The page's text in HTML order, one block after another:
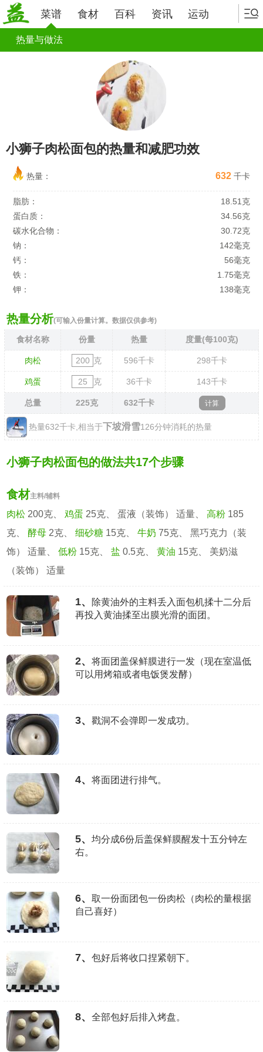
菜谱 食材 百科 资讯 运动
热量与做法
小狮子肉松面包的热量和减肥功效
热量： 632 千卡
脂肪：
18.51克
蛋白质：
34.56克
碳水化合物：
30.72克
钠：
142毫克
钙：
56毫克
铁：
1.75毫克
钾：
138毫克
热量分析(可输入份量计算。数据仅供参考)
食材名称 份量 热量 度量(每100克)
肉松 克 596千卡 298千卡
鸡蛋 克 36千卡 143千卡
总量 225克 632千卡
热量632千卡,相当于下坡滑雪126分钟消耗的热量
小狮子肉松面包的做法共17个步骤
食材主料/辅料
肉松 200克、 鸡蛋 25克、 蛋液（装饰） 适量、高粉 185
克、酵母 2克、细砂糖 15克、牛奶 75克、 黑巧克力（装
饰） 适量、低粉 15克、盐 0.5克、黄油 15克、 美奶滋
（装饰） 适量
1、
除黄油外的主料丢入面包机揉十二分后
再投入黄油揉至出膜光滑的面团。
2、
将面团盖保鲜膜进行一发（现在室温低
可以用烤箱或者电饭煲发酵）
3、 戳洞不会弹即一发成功。
4、 将面团进行排气。
5、
均分成6份后盖保鲜膜醒发十五分钟左
右。
6、
取一份面团包一份肉松（肉松的量根据
自己喜好）
7、 包好后将收口捏紧朝下。
8、 全部包好后排入烤盘。